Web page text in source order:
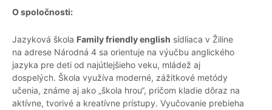
O spoločnosti:
Jazyková škola Family friendly english sídliaca v Žiline
na adrese Národná 4 sa orientuje na výučbu anglického
jazyka pre deti od najútlejšieho veku, mládež aj
dospelých. Škola využíva moderné, zážitkové metódy
učenia, známe aj ako „škola hrou“, pričom kladie dôraz na
aktívne, tvorivé a kreatívne prístupy. Vyučovanie prebieha